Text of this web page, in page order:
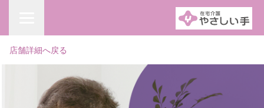
店舗詳細へ戻る